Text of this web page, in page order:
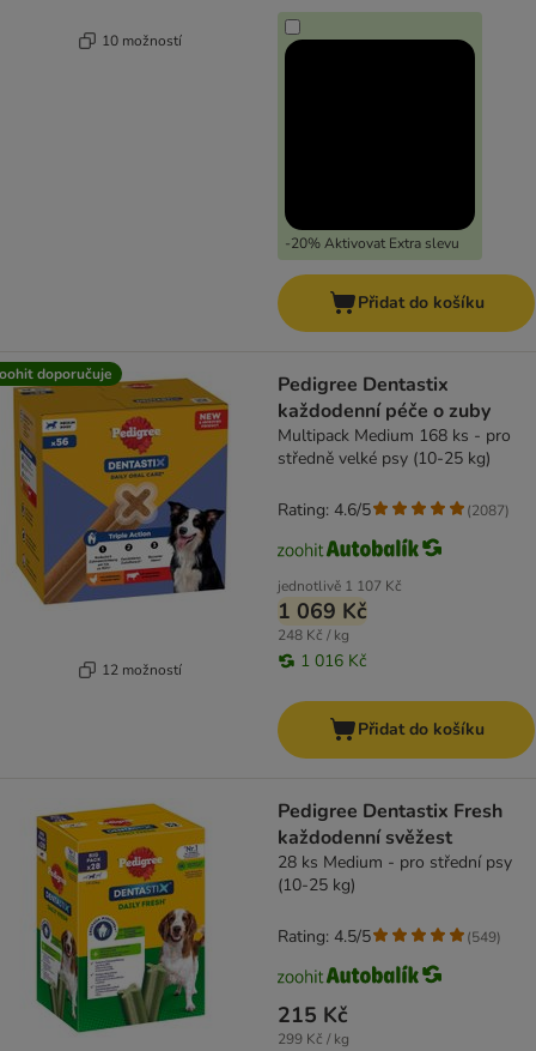
10 možností
-20% Aktivovat Extra slevu
Přidat do košíku
doporučuje
12 možností
Pedigree Dentastix
každodenní péče o zuby
Multipack Medium 168 ks - pro
středně velké psy (10-25 kg)
jednotlivě 1 107 Kč
1 069 Kč
248 Kč / kg
1 016 Kč
Rating: 4.6/5 (2087)
Přidat do košíku
Pedigree Dentastix Fresh
každodenní svěžest
28 ks Medium - pro střední psy
(10-25 kg)
215 Kč
299 Kč / kg
Rating: 4.5/5 (549)